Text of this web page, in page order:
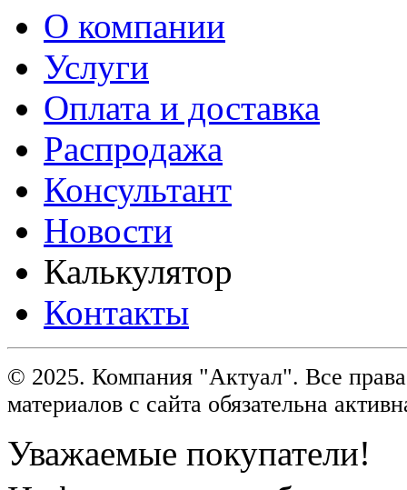
О компании
Услуги
Оплата и доставка
Распродажа
Консультант
Новости
Калькулятор
Контакты
© 2025. Компания "Актуал". Все
материалов с сайта обязательна
Уважаемые покупатели!